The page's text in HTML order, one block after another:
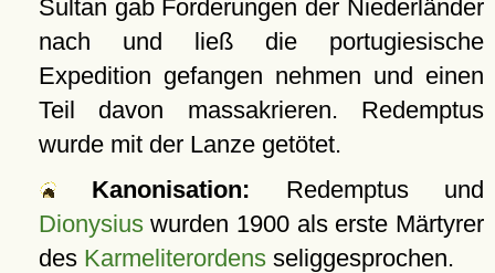
Sultan gab Forderungen der Niederländer
nach und ließ die portugiesische
Expedition gefangen nehmen und einen
Teil davon massakrieren. Redemptus
wurde mit der Lanze getötet.
Kanonisation: Redemptus und
Dionysiuswurden 1900 als erste Märtyrer
des Karmeliterordensseliggesprochen.